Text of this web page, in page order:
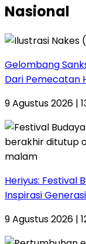
Nasional
Gelombang
Dari Pemecatan
9 Agustus 2026 |
Heriyus: Festival
Inspirasi
9 Agustus 2026 |